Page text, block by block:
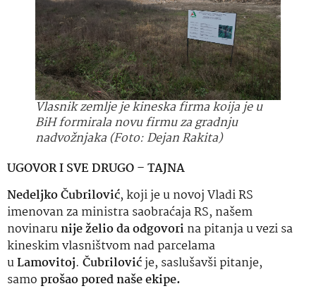
Vlasnik zemlje je kineska firma koija je u
BiH formirala novu firmu za gradnju
nadvožnjaka (Foto: Dejan Rakita)
UGOVOR I SVE DRUGO – TAJNA
Nedeljko Čubrilović, koji je u novoj Vladi RS
imenovan za ministra saobraćaja RS, našem
novinarunije želio da odgovorina pitanja u vezi sa
kineskim vlasništvom nad parcelama
uLamovitoj. Čubrilovićje, saslušavši pitanje,
samo prošao pored naše ekipe.